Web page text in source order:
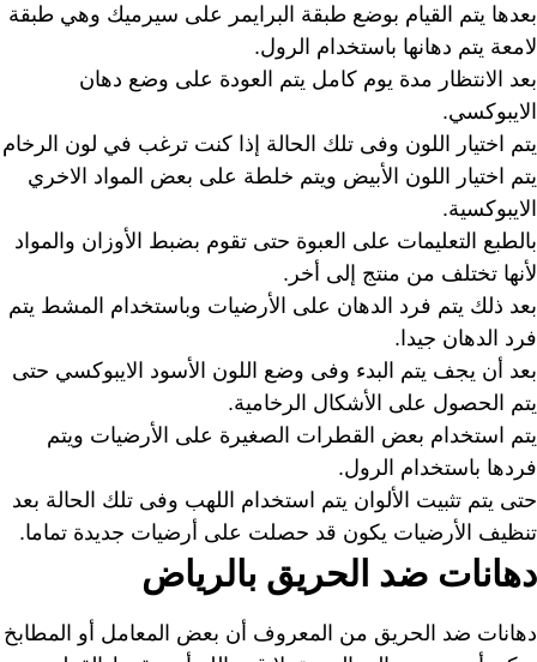
بعدها يتم القيام بوضع طبقة البرايمر على سيرميك وهي طبقة
لامعة يتم دهانها باستخدام الرول.
بعد الانتظار مدة يوم كامل يتم العودة على وضع دهان
الايبوكسي.
يتم اختيار اللون وفى تلك الحالة إذا كنت ترغب في لون الرخام
يتم اختيار اللون الأبيض ويتم خلطة على بعض المواد الاخري
الايبوكسية.
بالطبع التعليمات على العبوة حتى تقوم بضبط الأوزان والمواد
لأنها تختلف من منتج إلى أخر.
بعد ذلك يتم فرد الدهان على الأرضيات وباستخدام المشط يتم
فرد الدهان جيدا.
بعد أن يجف يتم البدء وفى وضع اللون الأسود الايبوكسي حتى
يتم الحصول على الأشكال الرخامية.
يتم استخدام بعض القطرات الصغيرة على الأرضيات ويتم
فردها باستخدام الرول.
حتى يتم تثبيت الألوان يتم استخدام اللهب وفى تلك الحالة بعد
تنظيف الأرضيات يكون قد حصلت على أرضيات جديدة تماما.
دهانات ضد الحريق بالرياض
دهانات ضد الحريق من المعروف أن بعض المعامل أو المطابخ